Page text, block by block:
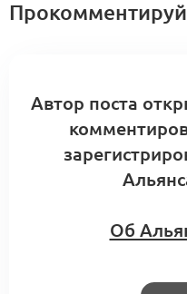
работы с
0 комментариев
Рынок
сделать выбор?
Автор поста
Об